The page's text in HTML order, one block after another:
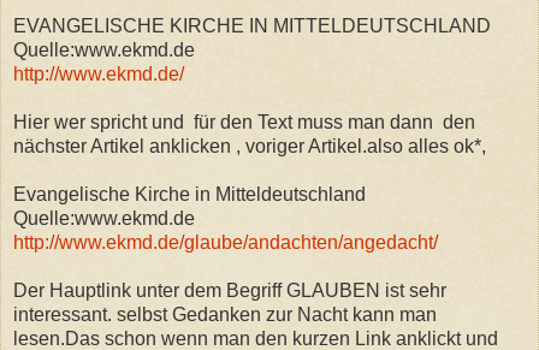
EVANGELISCHE KIRCHE IN MITTELDEUTSCHLAND
Quelle:www.ekmd.de
http://www.ekmd.de/
Hier wer spricht und für den Text muss man dann den
nächster Artikel anklicken , voriger Artikel.also alles ok*,
Evangelische Kirche in Mitteldeutschland
Quelle:www.ekmd.de
http://www.ekmd.de/glaube/andachten/angedacht/
Der Hauptlink unter dem Begriff GLAUBEN ist sehr
interessant. selbst Gedanken zur Nacht kann man
lesen.Das schon wenn man den kurzen Link anklickt und